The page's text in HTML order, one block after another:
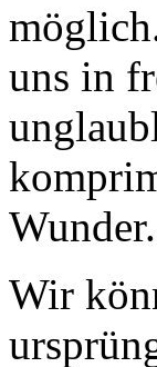
uns in
Wunder.
Wir